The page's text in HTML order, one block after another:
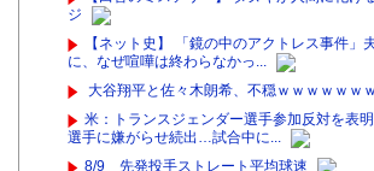
ジ
【ネット史】 「鏡の中のアクトレス事件」
に、なぜ喧嘩は終わらなかっ...
大谷翔平と佐々木朗希、不穏ｗｗｗｗｗｗ
米：トランスジェンダー選手参加反対を表
選手に嫌がらせ続出…試合中に...
8/9 先発投手ストレート平均球速